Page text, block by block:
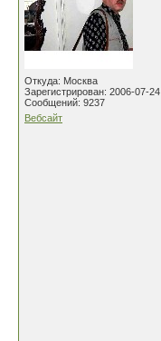
Откуда: Москва
Зарегистрирован: 2006-07-24
Сообщений: 9237
Вебсайт